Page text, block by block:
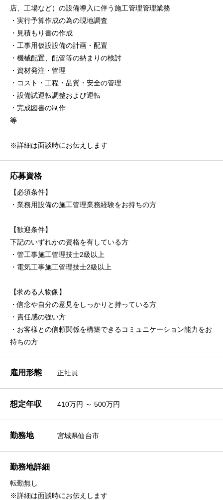
店、工場など）の設備導入に伴う施工管理管理業務
・実行予算作成の為の現地調査
・見積もり書の作成
・工事用仮設設備の計画・配置
・機械配置、配管等の納まりの検討
・資材発注・管理
・コスト・工程・品質・安全の管理
・設備試運転調整および運転
・完成図書の制作
等
※詳細は面談時にお伝えします
応募資格
【必須条件】
・業務用設備の施工管理業務経験をお持ちの方
【歓迎条件】
下記のいずれかの資格を有している方
・管工事施工管理技士2級以上
・電気工事施工管理技士2級以上
【求める人物像】
・信念や自分の意見をしっかりと持っている方
・責任感の強い方
・お客様との信頼関係を構築できるコミュニケーション能力をお
持ちの方
雇用形態 正社員
想定年収 410万円 ～ 500万円
勤務地 宮城県仙台市
勤務地詳細
転勤無し
※詳細は面談時にお伝えします